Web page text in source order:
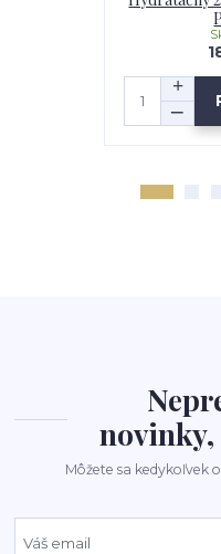
novinky,
Môžete sa kedykoľvek